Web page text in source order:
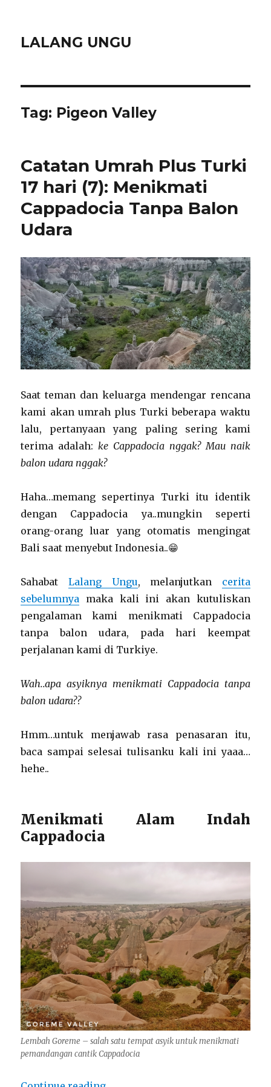
LALANG UNGU
Tag: Pigeon Valley
Catatan Umrah Plus Turki
17 hari (7): Menikmati
Cappadocia Tanpa Balon
Udara
Saat teman dan keluarga mendengar rencana
kami akan umrah plus Turki beberapa waktu
lalu, pertanyaan yang paling sering kami
terima adalah: ke Cappadocia nggak? Mau naik
balon udara nggak?
Haha…memang sepertinya Turki itu identik
dengan Cappadocia ya..mungkin seperti
orang-orang luar yang otomatis mengingat
Bali saat menyebut Indonesia..😁
Sahabat Lalang Ungu, melanjutkan cerita
sebelumnya maka kali ini akan kutuliskan
pengalaman kami menikmati Cappadocia
tanpa balon udara, pada hari keempat
perjalanan kami di Turkiye.
Wah..apa asyiknya menikmati Cappadocia tanpa
balon udara??
Hmm…untuk menjawab rasa penasaran itu,
baca sampai selesai tulisanku kali ini yaaa…
hehe..
Menikmati Alam Indah
Cappadocia
Lembah Goreme – salah satu tempat asyik untuk menikmati
pemandangan cantik Cappadocia